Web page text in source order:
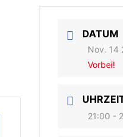
DATUM
Nov. 14
Vorbei!
21:00 -